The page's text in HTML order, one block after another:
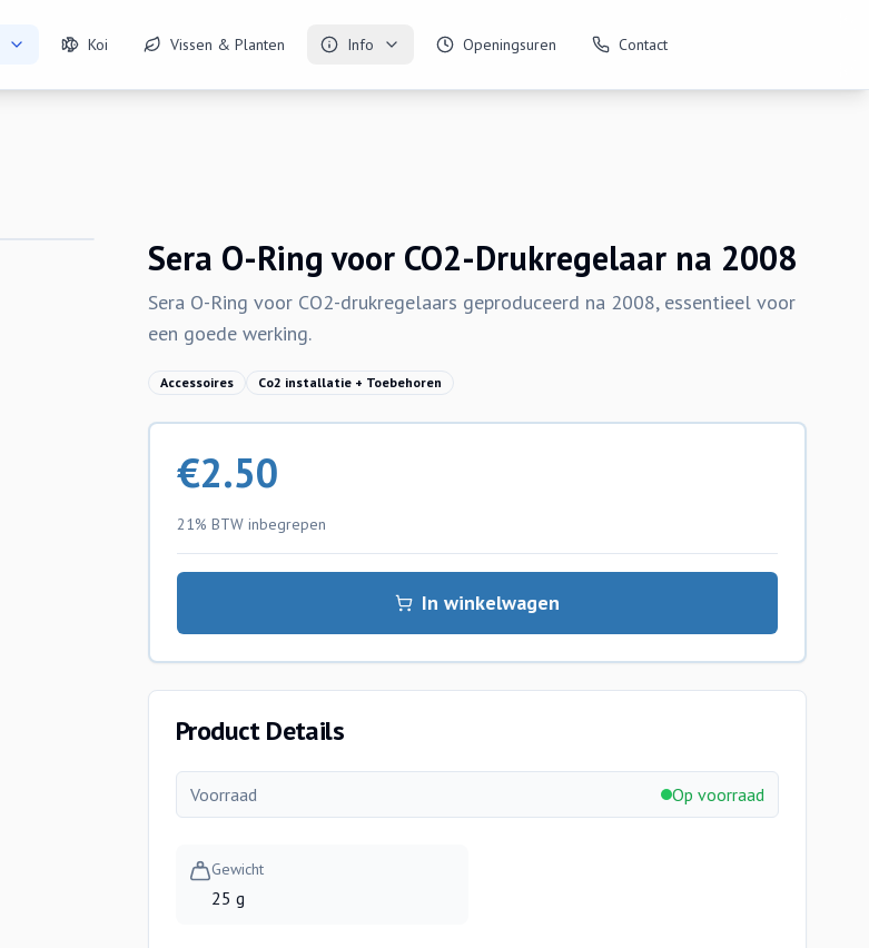
Koi Vissen & Planten Info Openingsuren Contact
Sera O-Ring voor CO2-Drukregelaar na 2008
Sera O-Ring voor CO2-drukregelaars geproduceerd na 2008, essentieel voor
een goede werking.
Accessoires Co2 installatie + Toebehoren
€2.50
21% BTW inbegrepen
In winkelwagen
Product Details
Voorraad Op voorraad
Gewicht
25 g